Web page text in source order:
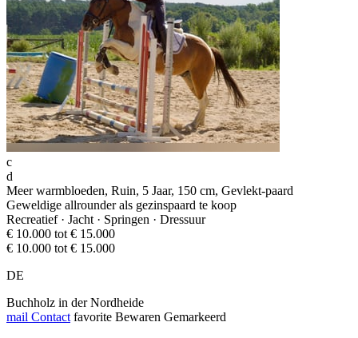
c
d
Meer warmbloeden, Ruin, 5 Jaar, 150 cm, Gevlekt-paard
Geweldige allrounder als gezinspaard te koop
Recreatief · Jacht · Springen · Dressuur
€ 10.000 tot € 15.000
€ 10.000 tot € 15.000
DE
Buchholz in der Nordheide
mail Contact favorite Bewaren Gemarkeerd